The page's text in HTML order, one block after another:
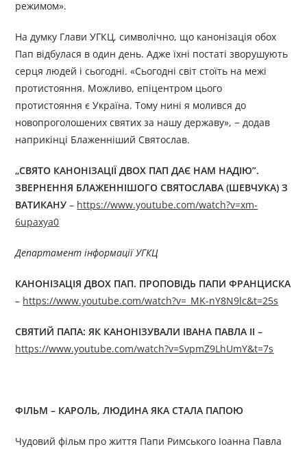
режимом».
На думку Глави УГКЦ, символічно, що канонізація обох
Пап відбулася в один день. Адже їхні постаті зворушують
серця людей і сьогодні. «Сьогодні світ стоїть на межі
протистояння. Можливо, епіцентром цього
протистояння є Україна. Тому нині я молився до
новопроголошених святих за нашу державу», − додав
наприкінці Блаженніший Святослав.
„СВЯТО КАНОНІЗАЦІЇ ДВОХ ПАП ДАЄ НАМ НАДІЮ”.
ЗВЕРНЕННЯ БЛАЖЕННІШОГО СВЯТОСЛАВА (ШЕВЧУКА) З
ВАТИКАНУ – https://www.youtube.com/watch?v=xm-
6upaxya0
Департамент інформації УГКЦ
КАНОНІЗАЦІЯ ДВОХ ПАП. ПРОПОВІДЬ ПАПИ ФРАНЦИСКА
– https://www.youtube.com/watch?v=_MK-nY8N9lc&t=25s
СВЯТИЙ ПАПА: ЯК КАНОНІЗУВАЛИ ІВАНА ПАВЛА II –
https://www.youtube.com/watch?v=SvpmZ9LhUmY&t=7s
ФІЛЬМ – КАРОЛЬ, ЛЮДИНА ЯКА СТАЛА ПАПОЮ
Чудовий фільм про життя Папи Римського Іоанна Павла